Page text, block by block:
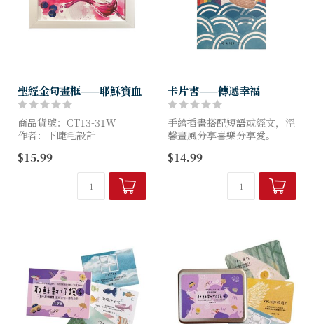
聖經金句畫框——耶穌寶血
商品貨號：CT13-31W
作者：下睫毛設計
$15.99
卡片書——傳遞幸福
手繪插畫搭配短語或經文，溫
馨畫風分享喜樂分享愛。
沿撕線撕開即成單張卡片，送
禮分享祝福感謝皆適用。
$14.99